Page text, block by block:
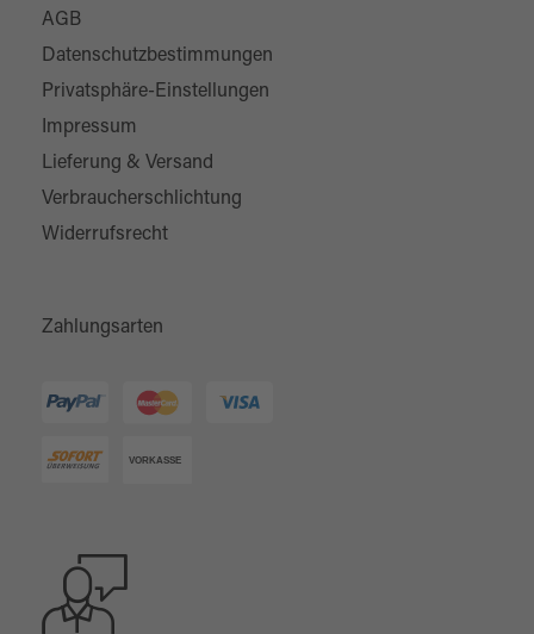
AGB
Datenschutzbestimmungen
Privatsphäre-Einstellungen
Impressum
Lieferung & Versand
Verbraucherschlichtung
Widerrufsrecht
Zahlungsarten